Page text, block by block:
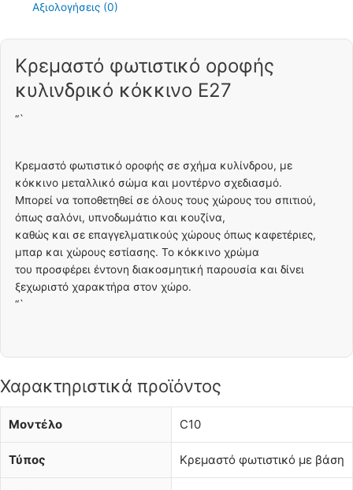
Αξιολογήσεις (0)
Κρεμαστό φωτιστικό οροφής
κυλινδρικό κόκκινο E27
“`
Κρεμαστό φωτιστικό οροφής σε σχήμα κυλίνδρου, με
κόκκινο μεταλλικό σώμα και μοντέρνο σχεδιασμό.
Μπορεί να τοποθετηθεί σε όλους τους χώρους του σπιτιού,
όπως σαλόνι, υπνοδωμάτιο και κουζίνα,
καθώς και σε επαγγελματικούς χώρους όπως καφετέριες,
μπαρ και χώρους εστίασης. Το κόκκινο χρώμα
του προσφέρει έντονη διακοσμητική παρουσία και δίνει
ξεχωριστό χαρακτήρα στον χώρο.
“`
Χαρακτηριστικά προϊόντος
Μοντέλο C10
Τύπος Κρεμαστό φωτιστικό με βάση